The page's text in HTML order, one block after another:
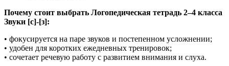
Почему стоит выбрать Логопедическая тетрадь 2–4 класса
Звуки [с]-[з]:
• фокусируется на паре звуков и постепенном усложнении;
• удобен для коротких ежедневных тренировок;
• сочетает речевую работу с развитием внимания и слуха.